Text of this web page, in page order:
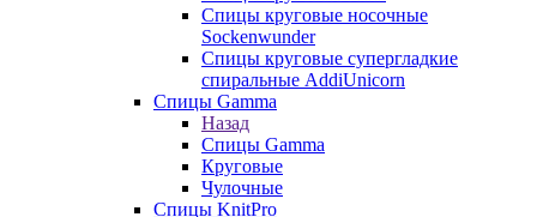
Спицы круговые носочные
Sockenwunder
Спицы круговые супергладкие
спиральные AddiUnicorn
Спицы Gamma
Назад
Спицы Gamma
Круговые
Чулочные
Спицы KnitPro